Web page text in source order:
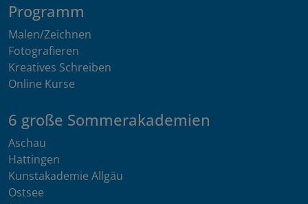
Programm
Malen/Zeichnen
Fotografieren
Kreatives Schreiben
Online Kurse
6 große Sommerakademien
Aschau
Hattingen
Kunstakademie Allgäu
Ostsee